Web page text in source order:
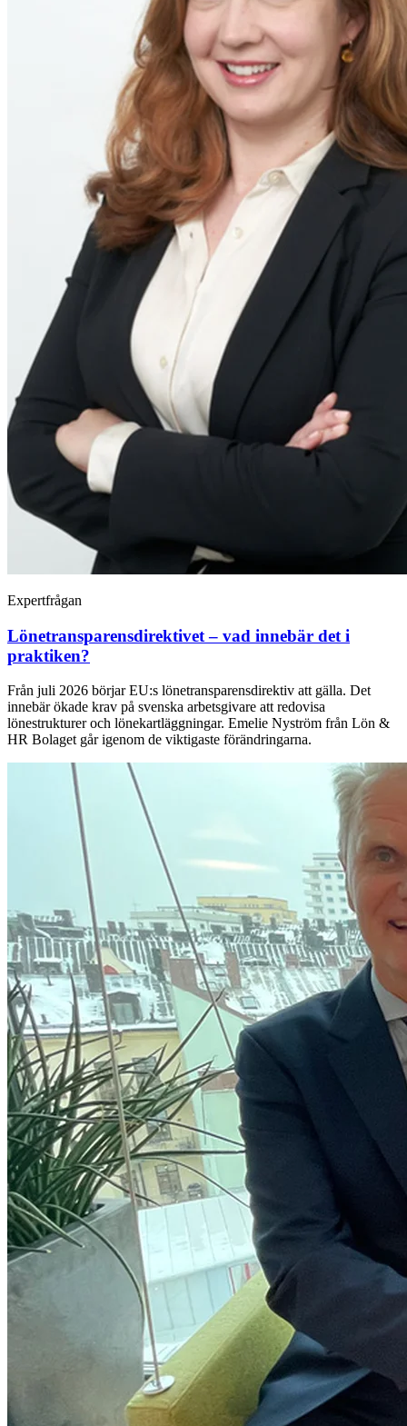
Expertfrågan
Lönetransparensdirektivet – vad innebär det i
praktiken?
Från juli 2026 börjar EU:s lönetransparensdirektiv att gälla. Det
innebär ökade krav på svenska arbetsgivare att redovisa
lönestrukturer och lönekartläggningar. Emelie Nyström från Lön &
HR Bolaget går igenom de viktigaste förändringarna.